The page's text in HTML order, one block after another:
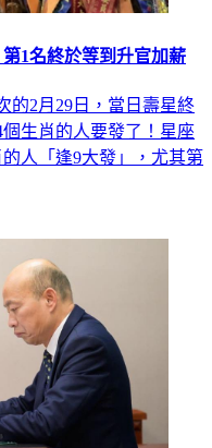
1名終於等到升官加薪
的2月29日，當日壽星終
生肖的人要發了！星座
人「逢9大發」，尤其第